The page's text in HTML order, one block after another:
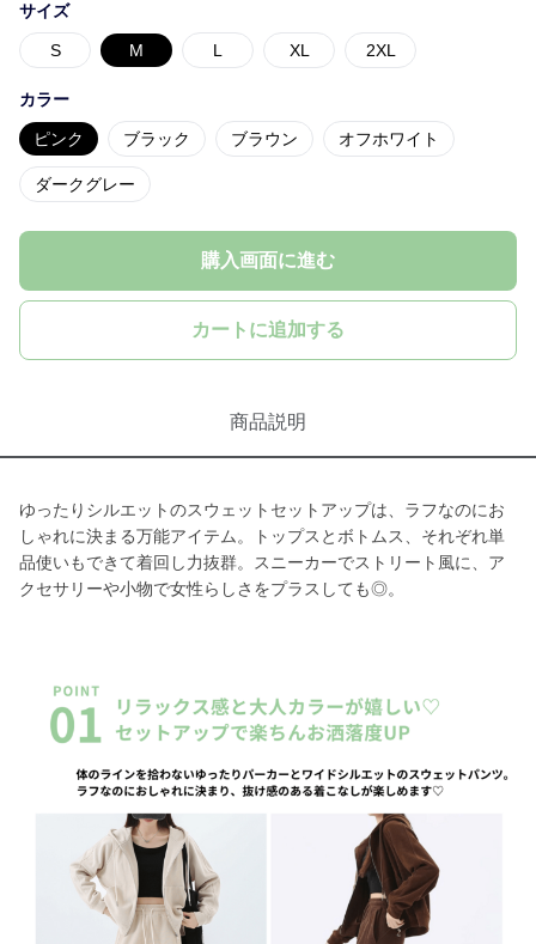
サイズ
S M L XL 2XL
カラー
ピンク ブラック ブラウン オフホワイト
ダークグレー
購入画面に進む
カートに追加する
商品説明
ゆったりシルエットのスウェットセットアップは、ラフなのにお
しゃれに決まる万能アイテム。トップスとボトムス、それぞれ単
品使いもできて着回し力抜群。スニーカーでストリート風に、ア
クセサリーや小物で女性らしさをプラスしても◎。